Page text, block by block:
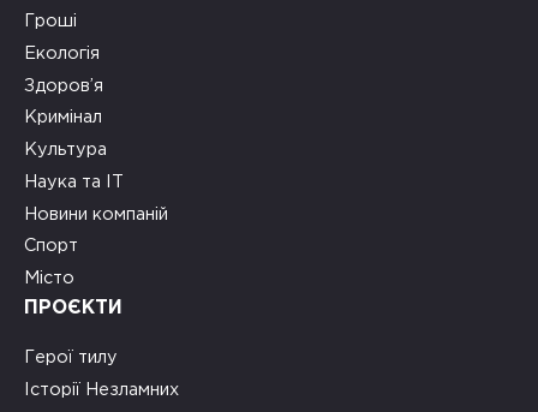
Гроші
Екологія
Здоров’я
Кримінал
Культура
Наука та ІТ
Новини компаній
Спорт
Місто
ПРОЄКТИ
Герої тилу
Історії Незламних